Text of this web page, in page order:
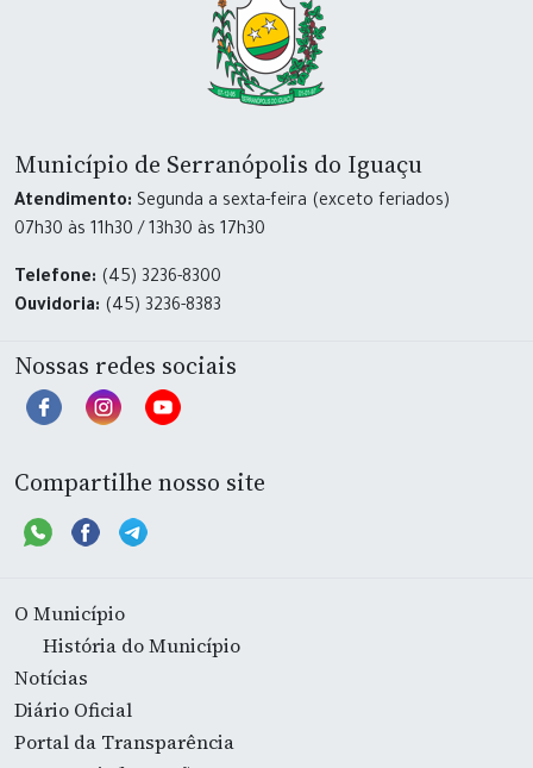
Município de Serranópolis do Iguaçu
Atendimento: Segunda a sexta-feira (exceto feriados)
07h30 às 11h30 / 13h30 às 17h30
Telefone: (45) 3236-8300
Ouvidoria: (45) 3236-8383
Nossas redes sociais
Compartilhe nosso site
O Município
História do Município
Notícias
Diário Oficial
Portal da Transparência